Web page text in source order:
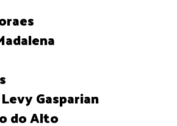
Gasparian
do Alto